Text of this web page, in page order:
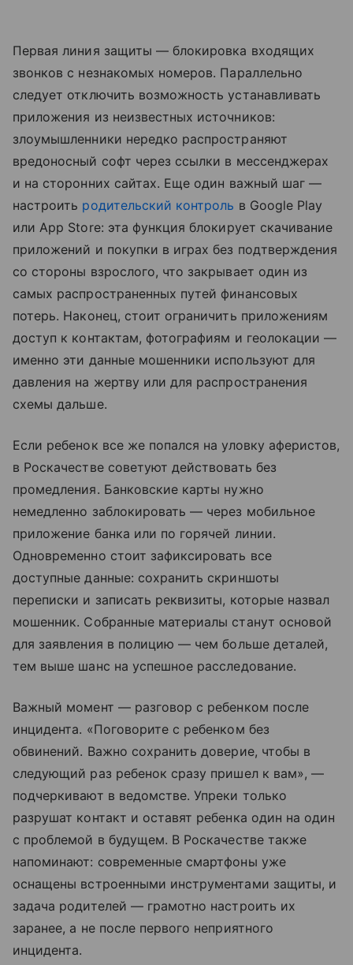
Первая линия защиты — блокировка входящих
звонков с незнакомых номеров. Параллельно
следует отключить возможность устанавливать
приложения из неизвестных источников:
злоумышленники нередко распространяют
вредоносный софт через ссылки в мессенджерах
и на сторонних сайтах. Еще один важный шаг —
настроить родительский контроль в Google Play
или App Store: эта функция блокирует скачивание
приложений и покупки в играх без подтверждения
со стороны взрослого, что закрывает один из
самых распространенных путей финансовых
потерь. Наконец, стоит ограничить приложениям
доступ к контактам, фотографиям и геолокации —
именно эти данные мошенники используют для
давления на жертву или для распространения
схемы дальше.
Если ребенок все же попался на уловку аферистов,
в Роскачестве советуют действовать без
промедления. Банковские карты нужно
немедленно заблокировать — через мобильное
приложение банка или по горячей линии.
Одновременно стоит зафиксировать все
доступные данные: сохранить скриншоты
переписки и записать реквизиты, которые назвал
мошенник. Собранные материалы станут основой
для заявления в полицию — чем больше деталей,
тем выше шанс на успешное расследование.
Важный момент — разговор с ребенком после
инцидента. «Поговорите с ребенком без
обвинений. Важно сохранить доверие, чтобы в
следующий раз ребенок сразу пришел к вам», —
подчеркивают в ведомстве. Упреки только
разрушат контакт и оставят ребенка один на один
с проблемой в будущем. В Роскачестве также
напоминают: современные смартфоны уже
оснащены встроенными инструментами защиты, и
задача родителей — грамотно настроить их
заранее, а не после первого неприятного
инцидента.